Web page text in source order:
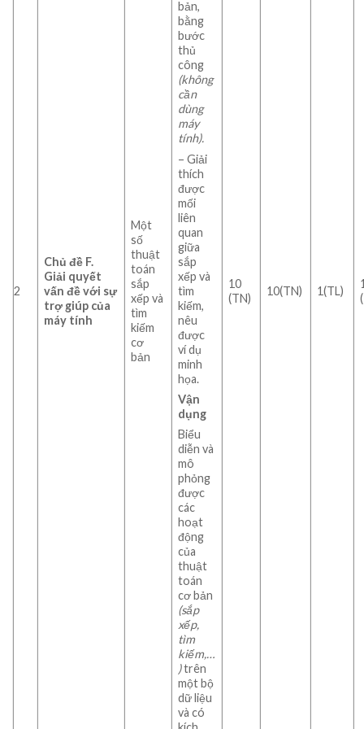
2
Chủ đề F.
Giải quyết
vấn đề với sự
trợ giúp của
máy tính
Một
số
thuật
toán
sắp
xếp và
tìm
kiếm
cơ
bản
bản,
bằng
bước
thủ
công
(không
cần
dùng
máy
tính).
– Giải
thích
được
mối
liên
quan
giữa
sắp
xếp và
tìm
kiếm,
nêu
được
ví dụ
minh
họa.
Vận
dụng
Biểu
diễn và
mô
phỏng
được
các
hoạt
động
của
thuật
toán
cơ bản
(sắp
xếp,
tìm
kiếm,…
)trên
một bộ
dữ liệu
và có
10
(TN)
10(TN) 1(TL)